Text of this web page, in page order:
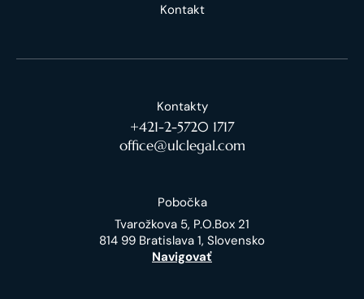
Kontakt
Kontakty
+421-2-5720 1717
office@ulclegal.com
Pobočka
Tvarožkova 5, P.O.Box 21
814 99 Bratislava 1, Slovensko
Navigovať